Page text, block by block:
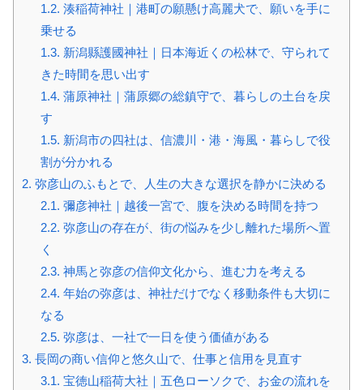
1.2. 湊稲荷神社｜港町の願懸け高麗犬で、願いを手に
乗せる
1.3. 新潟縣護國神社｜日本海近くの松林で、守られて
きた時間を思い出す
1.4. 蒲原神社｜蒲原郷の総鎮守で、暮らしの土台を戻
す
1.5. 新潟市の四社は、信濃川・港・海風・暮らしで役
割が分かれる
2. 弥彦山のふもとで、人生の大きな選択を静かに決める
2.1. 彌彦神社｜越後一宮で、腹を決める時間を持つ
2.2. 弥彦山の存在が、街の悩みを少し離れた場所へ置
く
2.3. 神馬と弥彦の信仰文化から、進む力を考える
2.4. 年始の弥彦は、神社だけでなく移動条件も大切に
なる
2.5. 弥彦は、一社で一日を使う価値がある
3. 長岡の商い信仰と悠久山で、仕事と信用を見直す
3.1. 宝徳山稲荷大社｜五色ローソクで、お金の流れを